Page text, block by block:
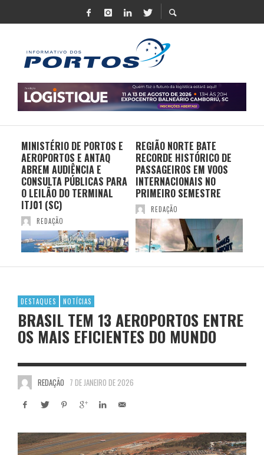
MINISTÉRIO DE PORTOS E
AEROPORTOS E ANTAQ
ABREM AUDIÊNCIA E
CONSULTA PÚBLICAS PARA
O LEILÃO DO TERMINAL
ITJ01 (SC)
REDAÇÃO
REGIÃO NORTE BATE
RECORDE HISTÓRICO DE
PASSAGEIROS EM VOOS
INTERNACIONAIS NO
PRIMEIRO SEMESTRE
REDAÇÃO
DESTAQUES NOTÍCIAS
BRASIL TEM 13 AEROPORTOS ENTRE
OS MAIS EFICIENTES DO MUNDO
REDAÇÃO 7 DE JANEIRO DE 2026